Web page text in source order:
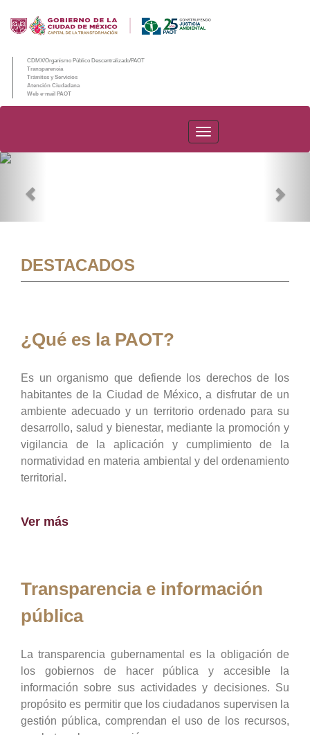
CDMX/Organismo Público Descentralizado/PAOT
Transparencia
Trámites y Servicios
Atención Ciudadana
Web e-mail PAOT
PAOT
DESTACADOS
¿Qué es la PAOT?
Es un organismo que defiende los derechos de los
habitantes de la Ciudad de México, a disfrutar de un
ambiente adecuado y un territorio ordenado para su
desarrollo, salud y bienestar, mediante la promoción y
vigilancia de la aplicación y cumplimiento de la
normatividad en materia ambiental y del ordenamiento
territorial.
Ver más
Transparencia e información
pública
La transparencia gubernamental es la obligación de
los gobiernos de hacer pública y accesible la
información sobre sus actividades y decisiones. Su
propósito es permitir que los ciudadanos supervisen la
gestión pública, comprendan el uso de los recursos,